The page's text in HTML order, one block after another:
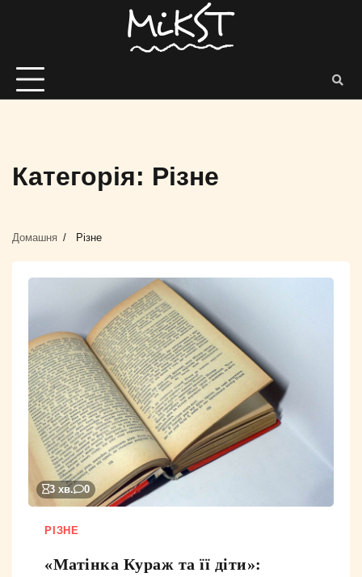
Категорія: Різне
Домашня Різне
3 хв. 0
РІЗНЕ
«Матінка Кураж та її діти»: